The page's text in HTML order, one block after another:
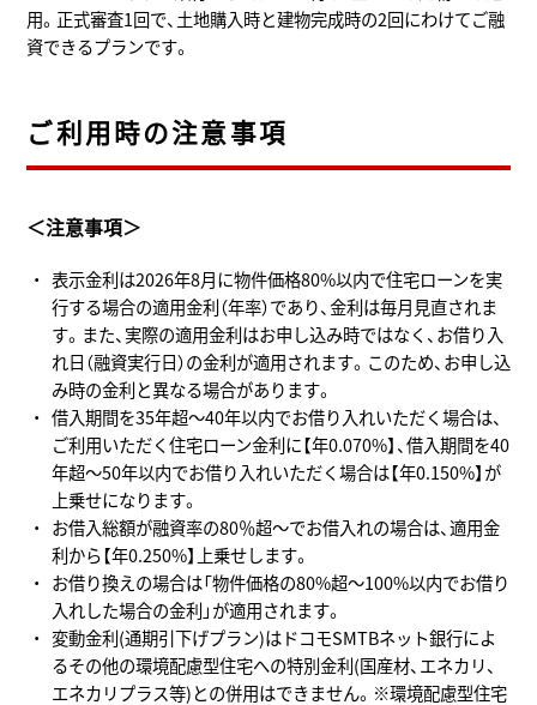
用。正式審査1回で、土地購入時と建物完成時の2回にわけてご融
資できるプランです。
ご利用時の注意事項
＜注意事項＞
表示金利は2026年8月に物件価格80%以内で住宅ローンを実
行する場合の適用金利（年率）であり、金利は毎月見直されま
す。また、実際の適用金利はお申し込み時ではなく、お借り入
れ日（融資実行日）の金利が適用されます。このため、お申し込
み時の金利と異なる場合があります。
借入期間を35年超～40年以内でお借り入れいただく場合は、
ご利用いただく住宅ローン金利に【年0.070%】、借入期間を40
年超～50年以内でお借り入れいただく場合は【年0.150%】が
上乗せになります。
お借入総額が融資率の80％超～でお借入れの場合は、適用金
利から【年0.250%】上乗せします。
お借り換えの場合は「物件価格の80%超～100%以内でお借り
入れした場合の金利」が適用されます。
変動金利(通期引下げプラン)はドコモSMTBネット銀行によ
るその他の環境配慮型住宅への特別金利(国産材、エネカリ、
エネカリプラス等)との併用はできません。※環境配慮型住宅